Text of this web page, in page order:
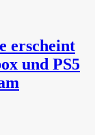
erscheint
und PS5